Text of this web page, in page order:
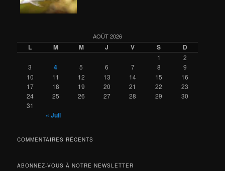
AOÛT 2026
L M M J V S D
1
2
3
4 5 6 7 8
9
10
11 12 13 14 15
16
17
18 19 20 21 22
23
24
25 26 27 28 29
30
31
« Juil
COMMENTAIRES RÉCENTS
ABONNEZ-VOUS À NOTRE NEWSLETTER